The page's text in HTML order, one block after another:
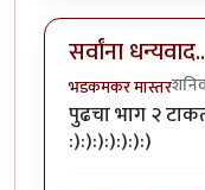
सर्वांना
भडकमकर मास्तर
पुढचा भाग २
:):):):):):):)